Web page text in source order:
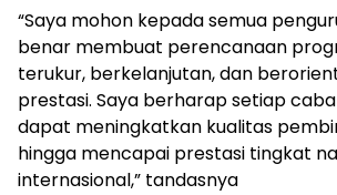
“Saya mohon kepada semua
benar membuat perencanaan
terukur, berkelanjutan, dan
prestasi. Saya berharap setiap
dapat meningkatkan kualitas
hingga mencapai prestasi tingkat
internasional,” tandasnya